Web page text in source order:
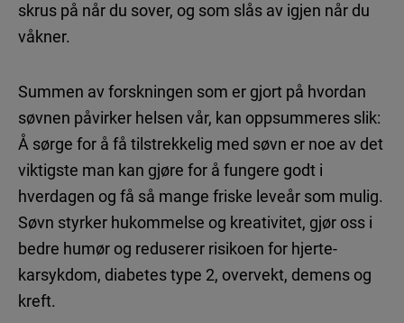
skrus på når du sover, og som slås av igjen når du
våkner.
Summen av forskningen som er gjort på hvordan
søvnen påvirker helsen vår, kan oppsummeres slik:
Å sørge for å få tilstrekkelig med søvn er noe av det
viktigste man kan gjøre for å fungere godt i
hverdagen og få så mange friske leveår som mulig.
Søvn styrker hukommelse og kreativitet, gjør oss i
bedre humør og reduserer risikoen for hjerte-
karsykdom, diabetes type 2, overvekt, demens og
kreft.